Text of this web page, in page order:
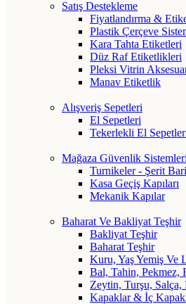
Satış Destekleme
Fiyatlandırma &
Plastik Çerçeve
Kara Tahta Etiketleri
Düz Raf Etiketlikleri
Pleksi Vitrin
Manav Etiketlik
Alışveriş Sepetleri
El Sepetleri
Tekerlekli El
Mağaza Güvenlik Sistemleri
Turnikeler - Şerit
Kasa Geçiş Kapıları
Mekanik Kapılar
Baharat Ve Bakliyat Teşhir
Bakliyat Teşhir
Baharat Teşhir
Kuru, Yaş Yemiş Ve
Bal, Tahin, Pekmez,
Zeytin, Turşu, Salça,
Kapaklar & İç